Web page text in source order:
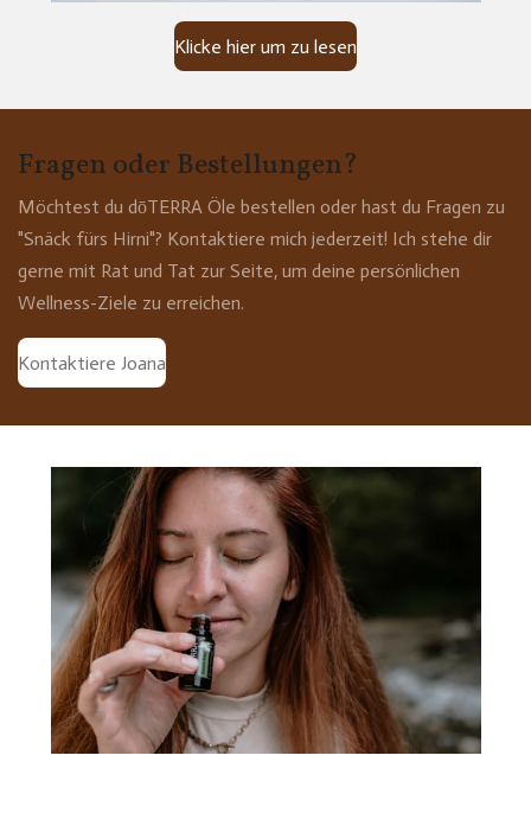
Klicke hier um zu lesen
Fragen oder Bestellungen?
Möchtest du dōTERRA Öle bestellen oder hast du Fragen zu
"Snäck fürs Hirni"? Kontaktiere mich jederzeit! Ich stehe dir
gerne mit Rat und Tat zur Seite, um deine persönlichen
Wellness-Ziele zu erreichen.
Kontaktiere Joana